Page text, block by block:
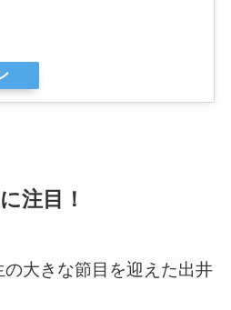
注目！
大きな節目を迎えた出井